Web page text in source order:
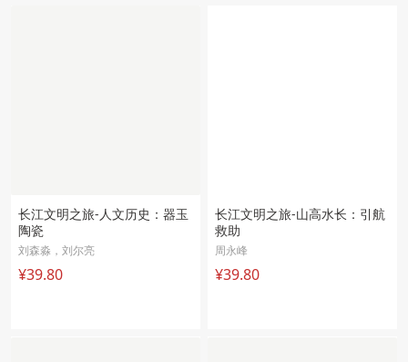
长江文明之旅-人文历史：器玉
陶瓷
刘森淼，刘尔亮
¥39.80
长江文明之旅-山高水长：引航
救助
周永峰
¥39.80